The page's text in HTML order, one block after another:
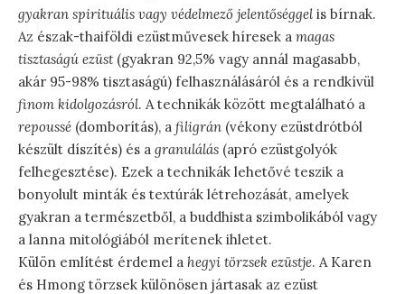
gyakran spirituális vagy védelmező jelentőséggel is bírnak.
Az észak-thaiföldi ezüstművesek híresek a magas
tisztaságú ezüst(gyakran 92,5% vagy annál magasabb,
akár 95-98% tisztaságú) felhasználásáról és a rendkívül
finom kidolgozásról. A technikák között megtalálható a
repoussé (domborítás), a filigrán (vékony ezüstdrótból
készült díszítés) és a granulálás (apró ezüstgolyók
felhegesztése). Ezek a technikák lehetővé teszik a
bonyolult minták és textúrák létrehozását, amelyek
gyakran a természetből, a buddhista szimbolikából vagy
a lanna mitológiából merítenek ihletet.
Külön említést érdemel a hegyi törzsek ezüstje. A Karen
és Hmong törzsek különösen jártasak az ezüst